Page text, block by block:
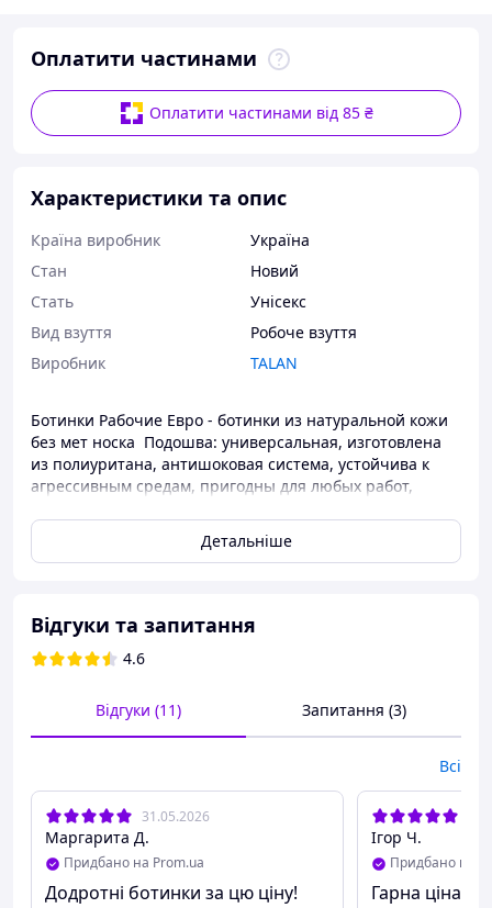
Оплатити частинами
Оплатити частинами від 85 ₴
Характеристики та опис
Країна виробник
Україна
Стан
Новий
Стать
Унісекс
Вид взуття
Робоче взуття
Виробник
TALAN
Ботинки Рабочие Евро - ботинки из натуральной кожи
без мет носка Подошва: универсальная, изготовлена
из полиуритана, антишоковая система, устойчива к
агрессивным средам, пригодны для любых работ,
к электричеству, кислотам, продуктам
нефтепереработки. Низ ботинк и язычёк кожа верх
ОХОТЫ И РЫБАЛКИ, ЗАМЕЧАТЕЛЬНО МОЕТСЯ
ПОДОШВА.
Детальніше
Відгуки та запитання
4.6
Відгуки (11) Запитання (3)
Всі
31.05.2026
Маргарита Д.
Придбано на Prom.ua
Додротні ботинки за цю ціну!
Ігор Ч.
Придбано на
Гарна ціна,